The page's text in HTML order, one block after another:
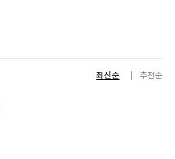
최신순 추천순